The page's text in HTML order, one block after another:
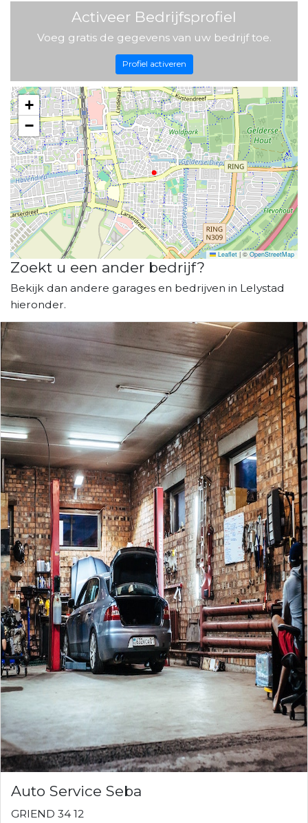
Activeer Bedrijfsprofiel
Voeg gratis de gegevens van uw bedrijf toe.
Profiel activeren
+
−
Leaflet | © OpenStreetMap
Zoekt u een ander bedrijf?
Bekijk dan andere garages en bedrijven in Lelystad
hieronder.
Auto Service Seba
GRIEND 34 12